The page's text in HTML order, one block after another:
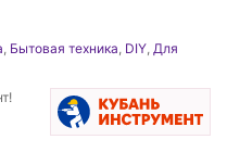
, Бытовая техника, DIY, Для